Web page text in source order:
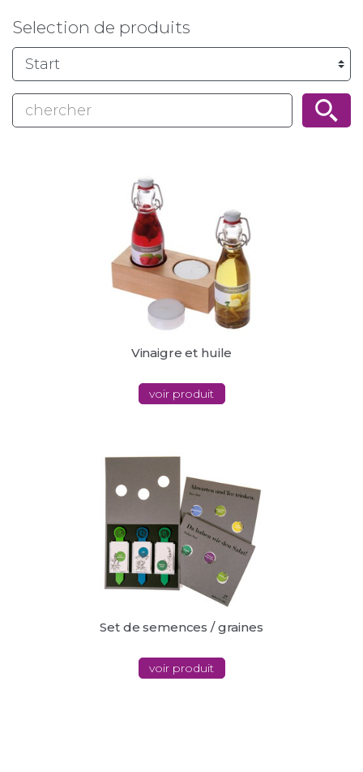
Selection de produits
Vinaigre et huile
voir produit
Set de semences / graines
voir produit